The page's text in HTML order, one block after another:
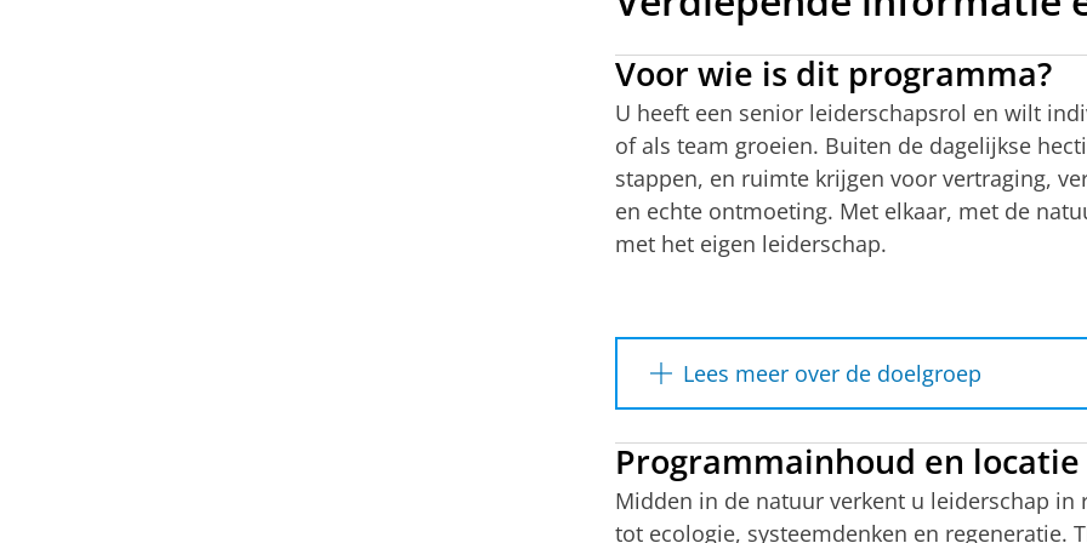
Voor wie is dit programma?
U heeft een senior leiderschapsrol en wilt
of als team groeien. Buiten de dagelijkse
stappen, en ruimte krijgen voor vertraging,
en echte ontmoeting. Met elkaar, met de
met het eigen leiderschap.
Lees meer over de doelgroep
managers, dga’s en professionals die op
vernieuwing in hun leiderschap.
Programmainhoud en locatie
Midden in de natuur verkent u leiderschap in
tot ecologie, systeemdenken en regeneratie.